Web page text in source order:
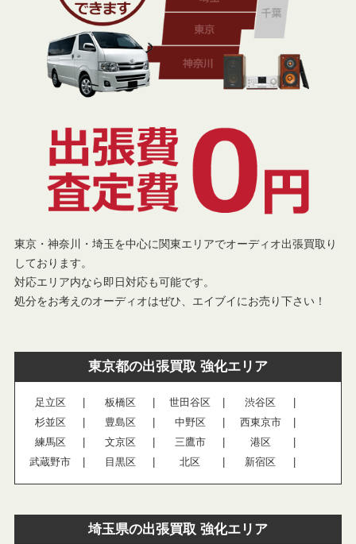
東京・神奈川・埼玉を中心に関東エリアでオーディオ出張買取り
しております。
対応エリア内なら即日対応も可能です。
処分をお考えのオーディオはぜひ、エイブイにお売り下さい！
東京都の出張買取 強化エリア
足立区 板橋区 世田谷区
渋谷区
杉並区
豊島区 中野区
西東京市
練馬区
文京区 三鷹市
港区
武蔵野市
目黒区 北区 新宿区
埼玉県の出張買取 強化エリア